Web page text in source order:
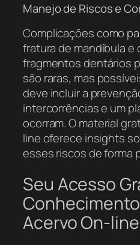
Manejo de Riscos e
Complicações como
fratura de mandíbula
fragmentos dentários
são raras, mas
deve incluir a
intercorrências e um
ocorram. O material
line oferece insights
esses riscos de forma
Seu Acesso
Conhecimento
Acervo On-line